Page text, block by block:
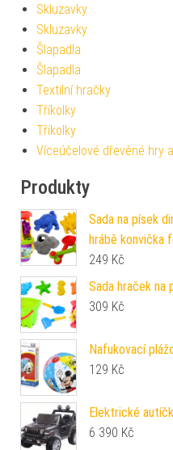
Skluzavky
Skluzavky
Šlapadla
Šlapadla
Textilní hračky
Tříkolky
Tříkolky
Víceúčelové dřevěné hry
Produkty
Sada na písek
hrábě konvička
249 Kč
Sada hraček na
309 Kč
Nafukovací
129 Kč
Elektrické
6 390 Kč